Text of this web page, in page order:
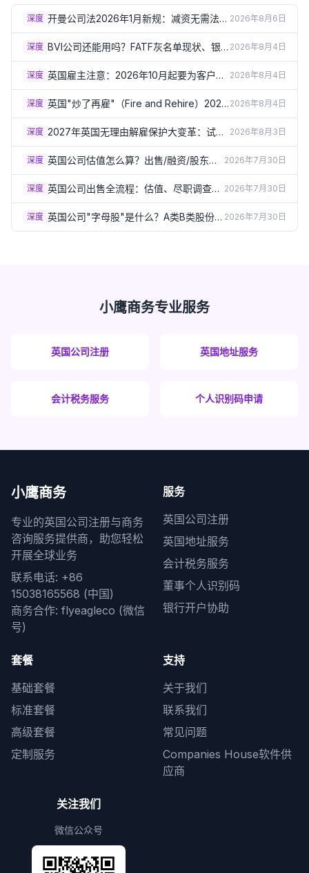
深度 开曼公司法2026年1月新规：减资无需法院
批准、可转LLC/本地公司详解
2026年8月6日
深度 BVI公司还能用吗？FATF灰名单现状、银
行审查趋严与2026年三项合规新规详解
2026年8月4日
深度 英国雇主注意：2026年10月起要为客户骚
扰员工负责！第三方骚扰新规详解
2026年8月4日
深度 英国"炒了再雇"（Fire and Rehire）2026
年10月起原则禁止！P&O渡轮事件催生新
规详解
2026年8月4日
深度 2027年英国无理由解雇保护大变革：试用
期6个月、赔偿上限取消，雇主现在就要准
备
2026年8月3日
深度 英国公司估值怎么算？出售/融资/股东纠
纷都需要它（2026）
2026年7月30日
深度 英国公司出售全流程：估值、尽职调查和
股份销售vs资产销售（2026）
2026年7月30日
深度 英国公司"字母股"是什么？A类B类股份如
何灵活分配分红权（2026）
2026年7月30日
小鹰商务专业服务
英国公司注册 英国地址服务
会计税务服务 个人识别码申请
小鹰商务
专业的英国公司注册与商务
咨询服务提供商，助您轻松
开展全球业务
联系电话: +86
15038165568 (中国)
商务合作: flyeagleco (微信
号)
服务
英国公司注册
英国地址服务
会计税务服务
董事个人识别码
银行开户协助
套餐
基础套餐
标准套餐
高级套餐
定制服务
支持
关于我们
联系我们
常见问题
Companies House软件供
应商
关注我们
微信公众号